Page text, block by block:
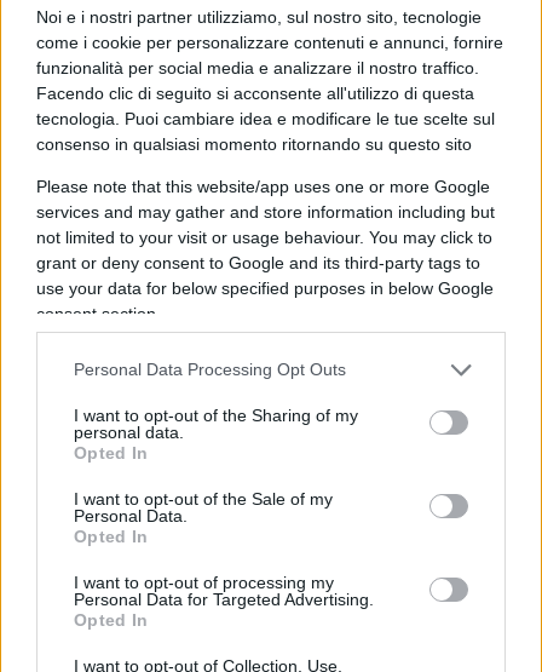
Noi e i nostri partner utilizziamo, sul nostro sito, tecnologie
come i cookie per personalizzare contenuti e annunci, fornire
funzionalità per social media e analizzare il nostro traffico.
Facendo clic di seguito si acconsente all'utilizzo di questa
tecnologia. Puoi cambiare idea e modificare le tue scelte sul
consenso in qualsiasi momento ritornando su questo sito
Please note that this website/app uses one or more Google
services and may gather and store information including but
not limited to your visit or usage behaviour. You may click to
grant or deny consent to Google and its third-party tags to
use your data for below specified purposes in below Google
consent section.
Personal Data Processing Opt Outs
I want to opt-out of the Sharing of my
personal data.
Opted In
I want to opt-out of the Sale of my
Personal Data.
Opted In
I want to opt-out of processing my
Personal Data for Targeted Advertising.
Opted In
I want to opt-out of Collection, Use,
Il quadro che si profila nel prossimo autunno si
aggirerà intorno a 900.000 chiusure definitive.
Buttando l’occhio a ciò che dovrebbe arrivare
dall’Europa in aiuto al nostro paese attraverso
Fondi Europei, Sure, Banca Europa degli
considerevole ma di certo non sufficiente a
coprire e rilanciare il sistema produttivo cosi
duramente sofferente che, invece, potrebbe
risolversi attraverso la monetizzazione da parte
della BCE.
Va anche precisato che Sure coprirà soltanto la
una cifra di poco conto rispetto all’entità
necessaria per coprire l’intero fabbisogno del
territorio nazionale.